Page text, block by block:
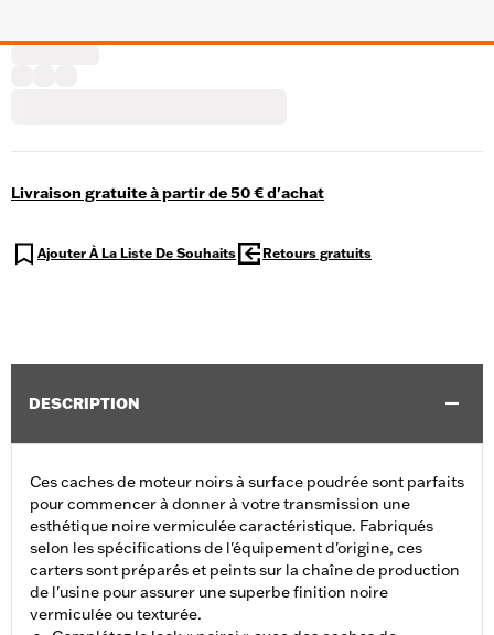
Livraison gratuite à partir de 50 € d'achat
Ajouter À La Liste De Souhaits Retours gratuits
DESCRIPTION
Ces caches de moteur noirs à surface poudrée sont parfaits
pour commencer à donner à votre transmission une
esthétique noire vermiculée caractéristique. Fabriqués
selon les spécifications de l'équipement d'origine, ces
carters sont préparés et peints sur la chaîne de production
de l'usine pour assurer une superbe finition noire
vermiculée ou texturée.